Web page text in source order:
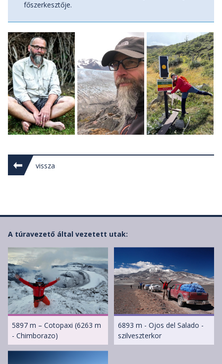
főszerkesztője.
vissza
A túravezető által vezetett utak:
5897 m – Cotopaxi (6263 m
- Chimborazo)
6893 m - Ojos del Salado -
szilveszterkor